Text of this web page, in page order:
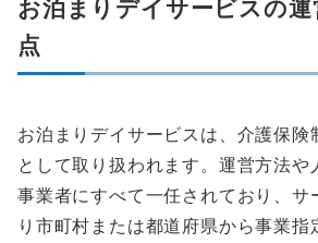
お泊まりデイサービスの運
点
お泊まりデイサービスは、介護保険
として取り扱われます。運営方法や
事業者にすべて一任されており、サ
り市町村または都道府県から事業指